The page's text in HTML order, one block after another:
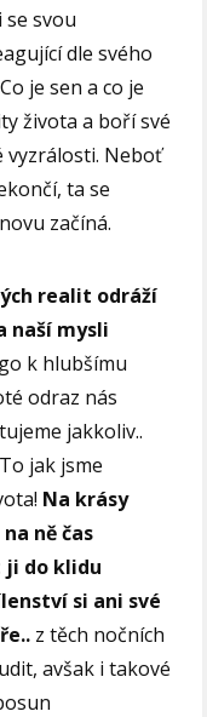
se svou
dle svého
je sen a co je
života a boří své
vyzrálosti. Neboť
ta se
začíná.
realit odráží
naší mysli
k hlubšímu
odraz nás
jakkoliv..
jak jsme
Na krásy
ně čas
ji do klidu
si ani své
z těch nočních
avšak i takové